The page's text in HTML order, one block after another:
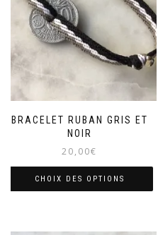
BRACELET RUBAN GRIS ET
NOIR
20,00€
CHOIX DES OPTIONS
a